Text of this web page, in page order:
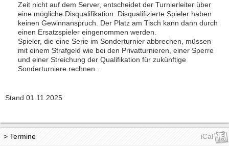
Zeit nicht auf dem Server, entscheidet der Turnierleiter über
eine mögliche Disqualifikation. Disqualifizierte Spieler haben
keinen Gewinnanspruch. Der Platz am Tisch kann dann durch
einen Ersatzspieler eingenommen werden.
Spieler, die eine Serie im Sonderturnier abbrechen, müssen
mit einem Strafgeld wie bei den Privatturnieren, einer Sperre
und einer Streichung der Qualifikation für zukünftige
Sonderturniere rechnen..
Stand 01.11.2025
> Termine iCal